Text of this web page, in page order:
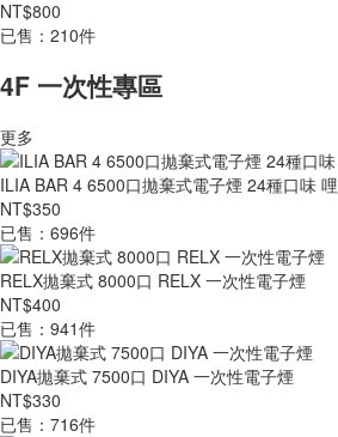
NT$800
已售：210件
4F 一次性專區
更多
ILIA BAR 4 6500口拋棄式電子煙 24種口味 哩
NT$350
已售：696件
RELX拋棄式 8000口 RELX 一次性電子煙
NT$400
已售：941件
DIYA拋棄式 7500口 DIYA 一次性電子煙
NT$330
已售：716件